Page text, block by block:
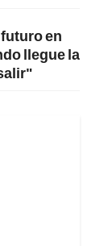
en
llegue la